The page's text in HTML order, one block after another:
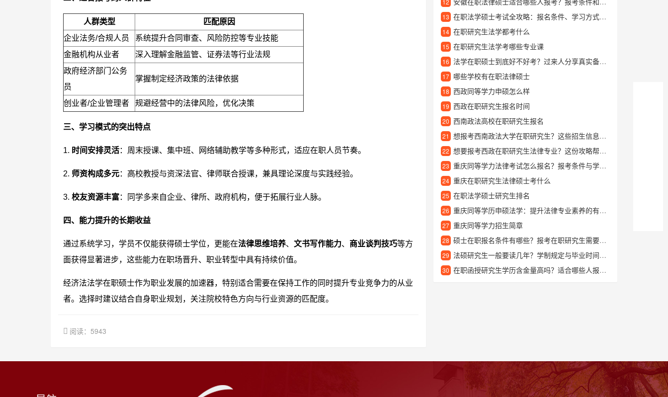
人群类型
匹配原因
企业法务/合规人员
系统提升合同审查、风险防控等专业技能
金融机构从业者
深入理解金融监管、证券法等行业法规
政府经济部门公务
员
掌握制定经济政策的法律依据
创业者/企业管理者 规避经营中的法律风险，优化决策
三、学习模式的突出特点
1. 时间安排灵活：周末授课、集中班、网络辅助教学等多种形式，适应在职人员节奏。
2. 师资构成多元：高校教授与资深法官、律师联合授课，兼具理论深度与实践经验。
3. 校友资源丰富：同学多来自企业、律所、政府机构，便于拓展行业人脉。
四、能力提升的长期收益
通过系统学习，学员不仅能获得硕士学位，更能在法律思维培养、 文书写作能力、 商业谈判技巧等方
面获得显著进步，这些能力在职场晋升、职业转型中具有持续价值。
经济法法学在职硕士作为职业发展的加速器，特别适合需要在保持工作的同时提升专业竞争力的从业
者。选择时建议结合自身职业规划，关注院校特色方向与行业资源的匹配度。
阅读：5943
12
13 在职法学硕士考试全攻略：报名条件、学习方式及含金量解析
14 在职研究生法学都考什么
15 在职研究生法学考哪些专业课
16 法学在职硕士到底好不好考？过来人分享真实备考经验
17 哪些学校有在职法律硕士
18 西政同等学力申硕怎么样
19 西政在职研究生报名时间
20 西南政法高校在职研究生报名
21 想报考西南政法大学在职研究生？这些招生信息你得提前了解
22 想要报考西政在职研究生法律专业？这份攻略帮你全面了解
23 重庆同等学力法律考试怎么报名？报考条件与学习优势详解
24 重庆在职研究生法律硕士考什么
25 在职法学硕士研究生排名
26 重庆同等学历申硕法学：提升法律专业素养的有效途径
27 重庆同等学力招生简章
28 硕士在职报名条件有哪些？报考在职研究生需要满足什么要求？
29 法硕研究生一般要读几年？学制规定与毕业时间解析
30 在职函授研究生学历含金量高吗？适合哪些人报考？